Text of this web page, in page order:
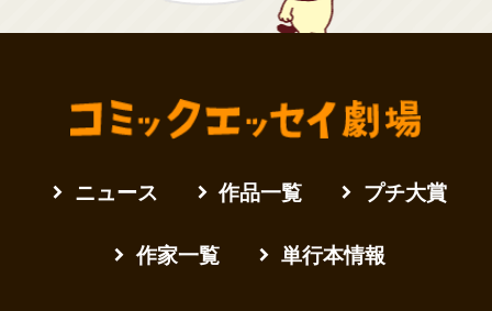
ニュース 作品一覧 プチ大賞
作家一覧 単行本情報